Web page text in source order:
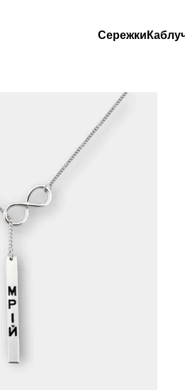
Сережки